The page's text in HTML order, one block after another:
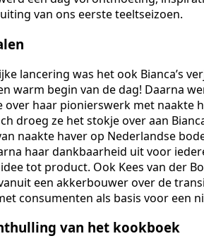
van ons eerste teeltseizoen.
lancering was het ook Bianca’s
warm begin van de dag! Daarna
over haar pionierswerk met naakte
droeg ze het stokje over aan
naakte haver op Nederlandse
haar dankbaarheid uit voor
tot product. Ook Kees van der
een akkerbouwer over de
consumenten als basis voor een
van het kookboek